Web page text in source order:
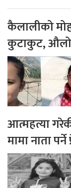
कैलालीको
कुटाकुट, औलो
आत्महत्या
मामा नाता